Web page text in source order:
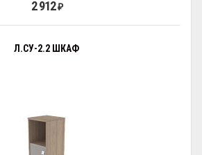
2 912 ₽
Л.СУ-2.2 ШКАФ